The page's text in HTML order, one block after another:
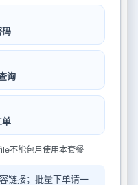
码
询
单
不能包月使用本套餐
链接；批量下单请一